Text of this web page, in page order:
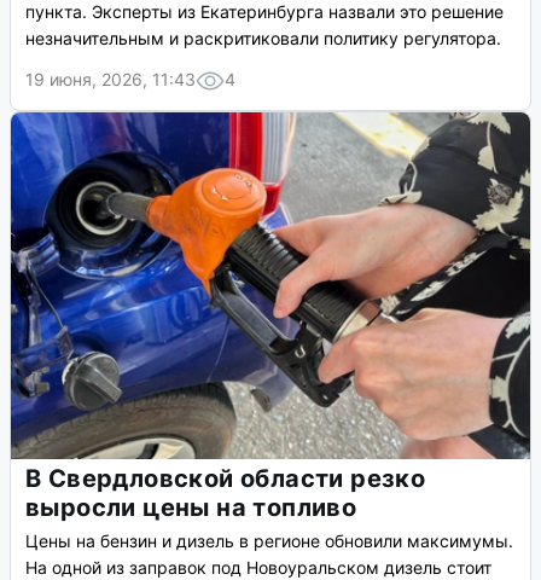
пункта. Эксперты из Екатеринбурга назвали это решение
незначительным и раскритиковали политику регулятора.
19 июня, 2026, 11:43
4
В Свердловской области резко
выросли цены на топливо
Цены на бензин и дизель в регионе обновили максимумы.
На одной из заправок под Новоуральском дизель стоит